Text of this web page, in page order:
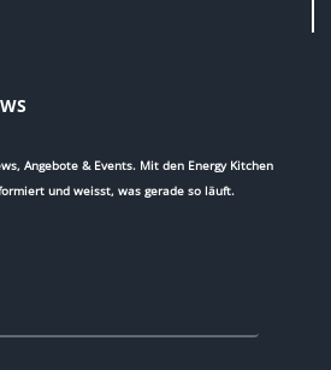
Angebote & Events. Mit den Energy Kitchen
und weisst, was gerade so läuft.